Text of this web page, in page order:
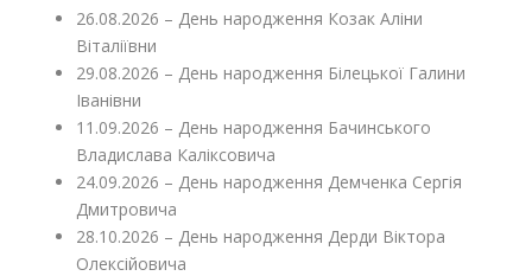
26.08.2026 – День народження Козак Аліни
Віталіївни
29.08.2026 – День народження Білецької Галини
Іванівни
11.09.2026 – День народження Бачинського
Владислава Каліксовича
24.09.2026 – День народження Демченка Сергія
Дмитровича
28.10.2026 – День народження Дерди Віктора
Олексійовича